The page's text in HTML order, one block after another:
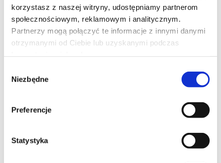
korzystasz z naszej witryny, udostępniamy partnerom
społecznościowym, reklamowym i analitycznym.
Partnerzy mogą połączyć te informacje z innymi danymi
otrzymanymi od Ciebie lub uzyskanymi podczas
zgody
Niezbędne
Preferencje
Statystyka
*******